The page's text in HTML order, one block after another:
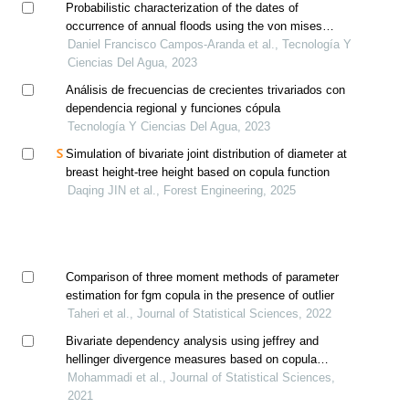
Probabilistic characterization of the dates of
occurrence of annual floods using the von mises
distribution
Daniel Francisco Campos-Aranda et al., Tecnología Y
Ciencias Del Agua, 2023
Análisis de frecuencias de crecientes trivariados con
dependencia regional y funciones cópula
Tecnología Y Ciencias Del Agua, 2023
Simulation of bivariate joint distribution of diameter at
breast height-tree height based on copula function
Daqing JIN et al., Forest Engineering, 2025
Comparison of three moment methods of parameter
estimation for fgm copula in the presence of outlier
Taheri et al., Journal of Statistical Sciences, 2022
Bivariate dependency analysis using jeffrey and
hellinger divergence measures based on copula
density estimation by improved probit transformation
Mohammadi et al., Journal of Statistical Sciences,
2021